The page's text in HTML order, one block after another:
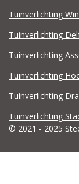
Tuinverlichting
Tuinverlichting
Tuinverlichting
Tuinverlichting
Tuinverlichting
Tuinverlichting
© 2021 - 2025